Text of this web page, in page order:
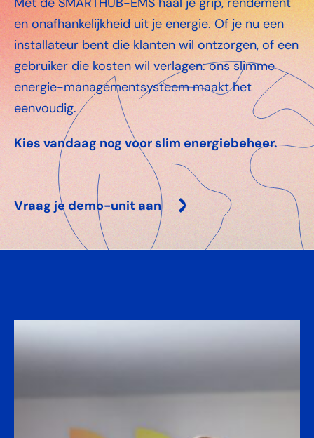
en onafhankelijkheid uit je energie. Of je nu een
installateur bent die klanten wil ontzorgen, of een
gebruiker die kosten wil verlagen: ons slimme
energie-managementsysteem maakt het
eenvoudig.
Kies vandaag nog voor slim energiebeheer.
Vraag je demo-unit aan